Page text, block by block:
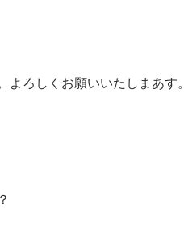
ろしくお願いいたしまあす。